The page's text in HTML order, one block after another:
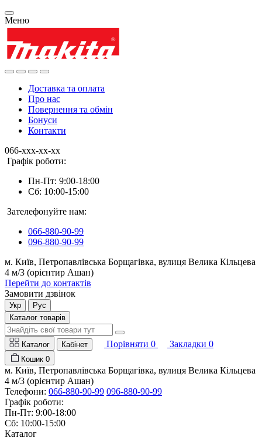
Меню
Доставка та оплата
Про нас
Повернення та обмін
Бонуси
Контакти
066-xxx-xx-xx
Графік роботи:
Пн-Пт: 9:00-18:00
Сб: 10:00-15:00
Зателефонуйте нам:
066-880-90-99
096-880-90-99
м. Київ, Петропавлівська Борщагівка, вулиця Велика Кільцева
4 м/3 (орієнтир Ашан)
Перейти до контактів
Замовити дзвінок
Укр
Рус
Каталог товарів
Каталог Кабінет Порівняти 0 Закладки 0
Кошик 0
м. Київ, Петропавлівська Борщагівка, вулиця Велика Кільцева
4 м/3 (орієнтир Ашан)
Телефони: 066-880-90-99 096-880-90-99
Графік роботи:
Пн-Пт: 9:00-18:00
Сб: 10:00-15:00
Каталог